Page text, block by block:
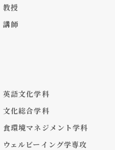
教授
講師
英語文化学科
文化総合学科
食環境マネジメント学科
ウェルビーイング学専攻